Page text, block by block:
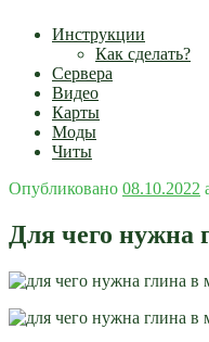
Инструкции
Как сделать?
Сервера
Видео
Карты
Моды
Читы
Опубликовано 08.10.2022
Для чего нужна